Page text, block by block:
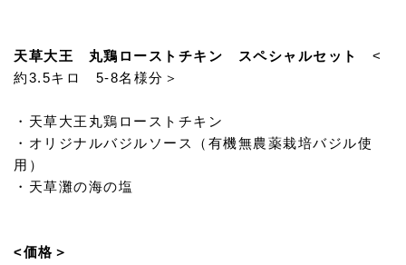
天草大王 丸鶏ローストチキン スペシャルセット <
約3.5キロ 5-8名様分＞
・天草大王丸鶏ローストチキン
・オリジナルバジルソース（有機無農薬栽培バジル使
用）
・天草灘の海の塩
<価格＞